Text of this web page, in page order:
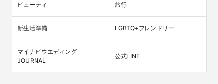
ビューティ 旅行
新生活準備 LGBTQ+フレンドリー
マイナビウエディング
JOURNAL
公式LINE